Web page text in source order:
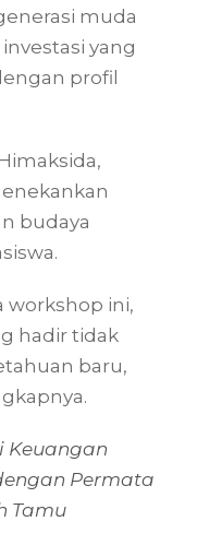
muda
yang
profil
budaya
workshop ini,
hadir tidak
baru,
Keuangan
Permata
Tamu